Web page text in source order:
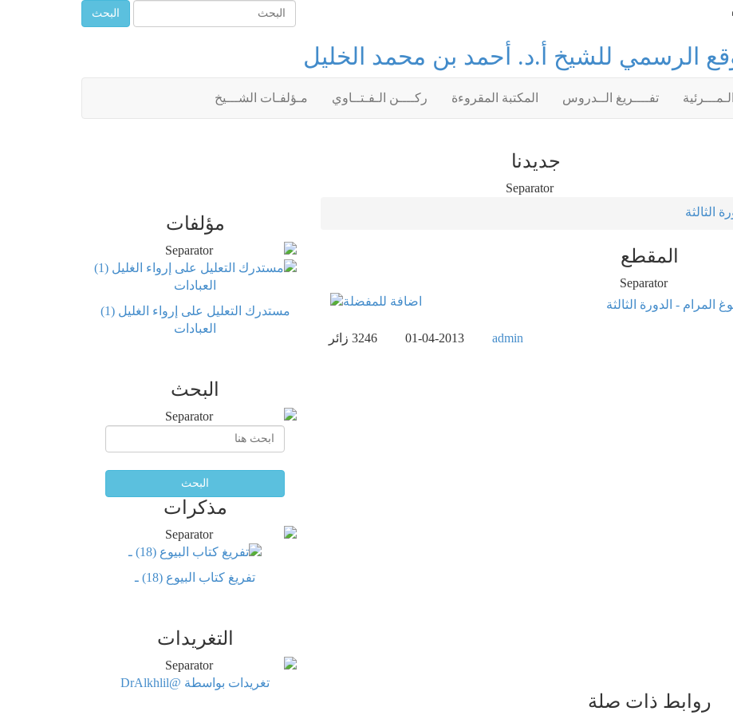
البحث
الرسمي للشيخ أ.د. أحمد بن محمد الخليل
تفــــريغ الــدروس المكتبة المقروءة ركــــن الـفـتــاوي مـؤلفـات الشـــيخ
جديدنا
الثالثة
المقطع
المرام - الدورة الثالثة
3246 زائر 01-04-2013 admin
روابط ذات صلة
مؤلفات
مستدرك التعليل على إرواء الغليل (1)
العبادات
البحث
البحث
مذكرات
تفريغ كتاب البيوع (18) ـ
التغريدات
تغريدات بواسطة @DrAlkhlil